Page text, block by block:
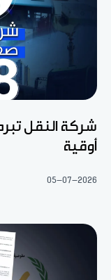
أوقية
05-07-2026